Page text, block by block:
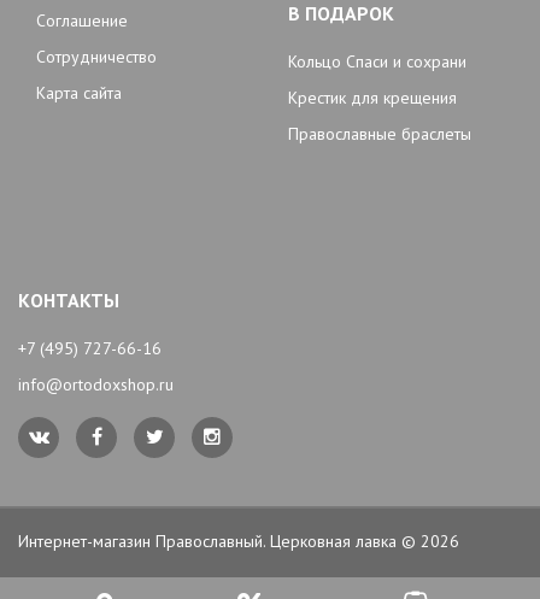
Соглашение
Сотрудничество
Карта сайта
В ПОДАРОК
Кольцо Спаси и сохрани
Крестик для крещения
Православные браслеты
КОНТАКТЫ
+7 (495) 727-66-16
info@ortodoxshop.ru
Интернет-магазин Православный. Церковная лавка © 2026